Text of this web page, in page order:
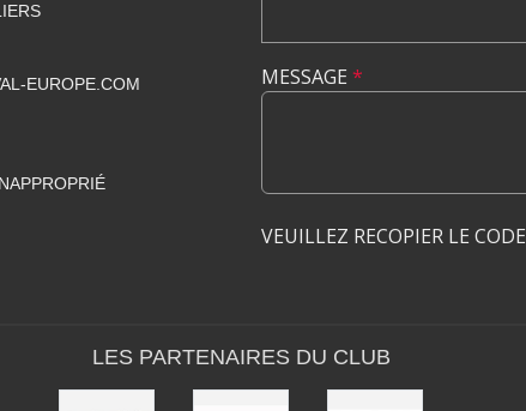
EUROPE.COM
MESSAGE *
VEUILLEZ RECOPIER LE CODE
LES PARTENAIRES DU CLUB